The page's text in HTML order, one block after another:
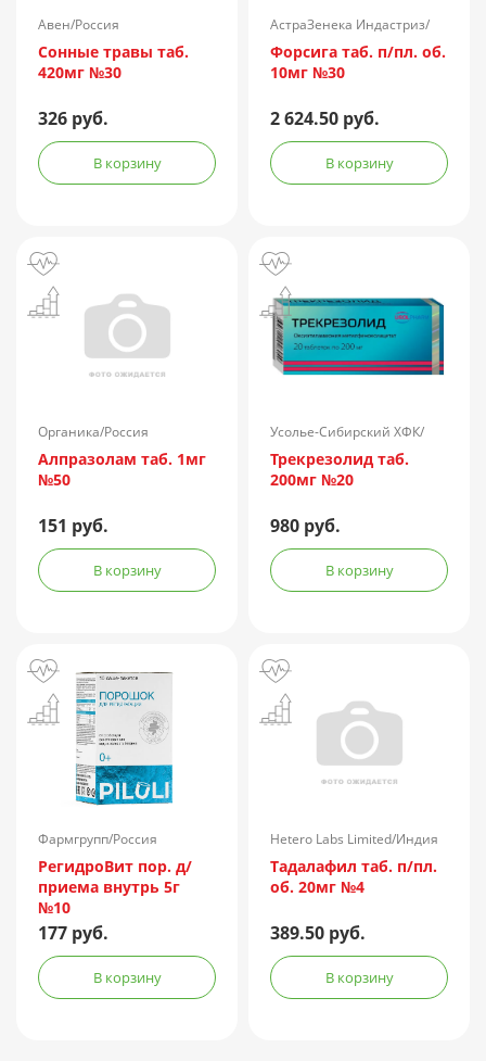
Авен/Россия
Сонные травы таб.
420мг №30
326 руб.
В корзину
АстраЗенека Индастриз/
Россия
Форсига таб. п/пл. об.
10мг №30
2 624.50 руб.
В корзину
Органика/Россия
Алпразолам таб. 1мг
№50
151 руб.
В корзину
Усолье-Сибирский ХФК/
Россия
Трекрезолид таб.
200мг №20
980 руб.
В корзину
Фармгрупп/Россия
РегидроВит пор. д/
приема внутрь 5г
№10
177 руб.
В корзину
Hetero Labs Limited/Индия
Тадалафил таб. п/пл.
об. 20мг №4
389.50 руб.
В корзину